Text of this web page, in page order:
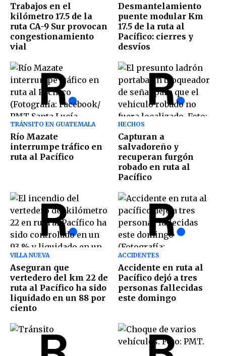
Trabajos en el
kilómetro 17.5 de la
ruta CA-9 Sur provocan
congestionamiento
vial
Desmantelamiento
puente modular Km
17.5 de la ruta al
Pacífico: cierres y
desvíos
TRÁNSITO EN GUATEMALA
Río Mazate
interrumpe tráfico en
ruta al Pacífico
HECHOS
Capturan a
salvadoreño y
recuperan furgón
robado en ruta al
Pacífico
VILLA NUEVA
Aseguran que
vertedero del km 22 de
ruta al Pacífico ha sido
liquidado en un 88 por
ciento
ACCIDENTES
Accidente en ruta al
Pacífico dejó a tres
personas fallecidas
este domingo